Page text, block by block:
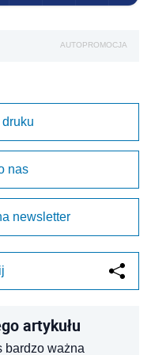
AUTOPROMOCJA
nas
newsletter
artykułu
bardzo ważna